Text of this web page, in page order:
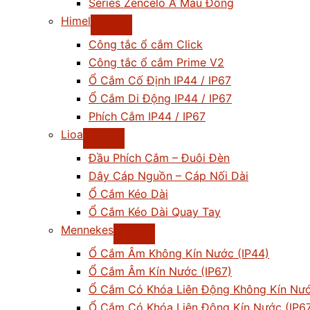
Series Zencelo A Màu Đồng
Himel
Công tắc ổ cắm Click
Công tắc ổ cắm Prime V2
Ổ Cắm Cố Định IP44 / IP67
Ổ Cắm Di Động IP44 / IP67
Phích Cắm IP44 / IP67
Lioa
Đầu Phích Cắm – Đuôi Đèn
Dây Cáp Nguồn – Cáp Nối Dài
Ổ Cắm Kéo Dài
Ổ Cắm Kéo Dài Quay Tay
Mennekes
Ổ Cắm Âm Không Kín Nước (IP44)
Ổ Cắm Âm Kín Nước (IP67)
Ổ Cắm Có Khóa Liên Động Không Kín